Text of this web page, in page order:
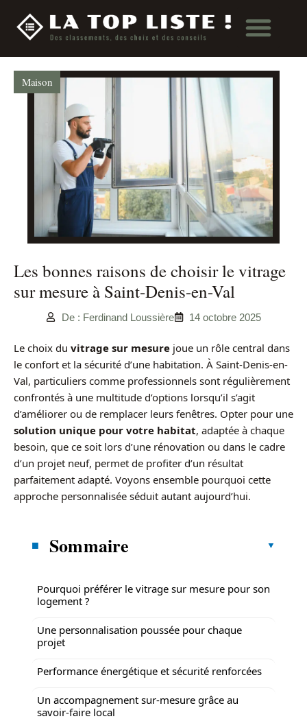
Maison
Les bonnes raisons de choisir le vitrage
sur mesure à Saint-Denis-en-Val
De : Ferdinand Loussière 14 octobre 2025
Le choix du vitrage sur mesure joue un rôle central dans
le confort et la sécurité d’une habitation. À Saint-Denis-en-
Val, particuliers comme professionnels sont régulièrement
confrontés à une multitude d’options lorsqu’il s’agit
d’améliorer ou de remplacer leurs fenêtres. Opter pour une
solution unique pour votre habitat, adaptée à chaque
besoin, que ce soit lors d’une rénovation ou dans le cadre
d’un projet neuf, permet de profiter d’un résultat
parfaitement adapté. Voyons ensemble pourquoi cette
approche personnalisée séduit autant aujourd’hui.
Sommaire
Pourquoi préférer le vitrage sur mesure pour son
logement ?
Une personnalisation poussée pour chaque
projet
Performance énergétique et sécurité renforcées
Un accompagnement sur-mesure grâce au
savoir-faire local